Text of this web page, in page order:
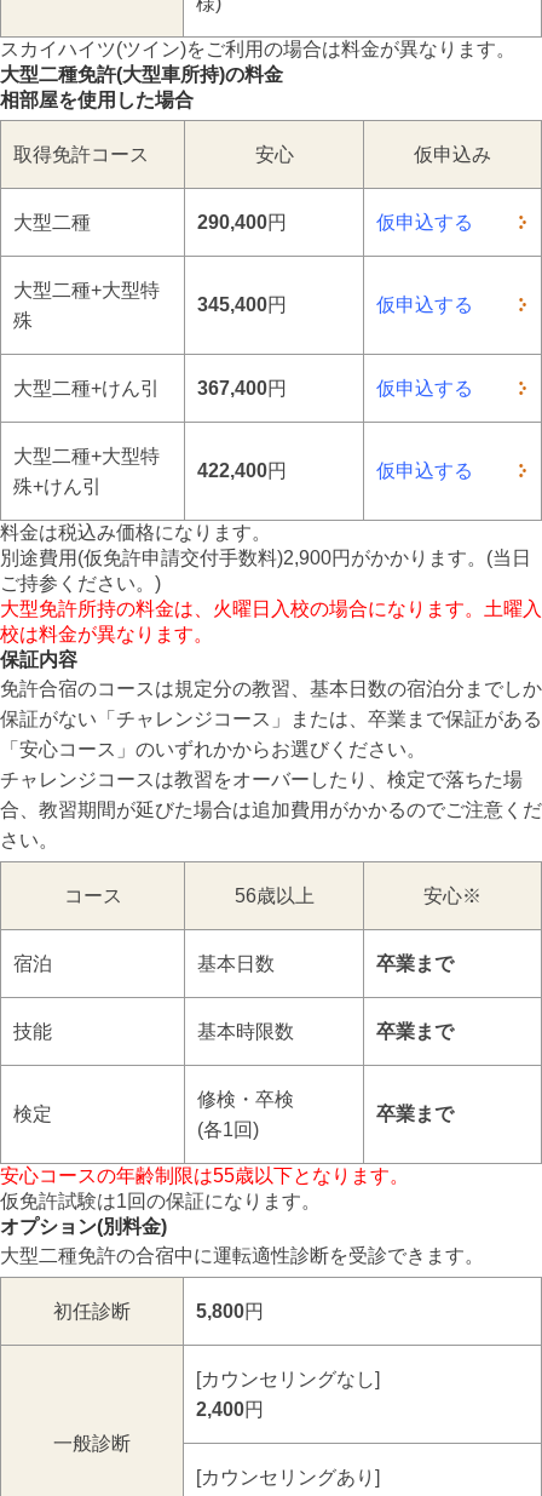
スカイハイツ(ツイン)をご利用の場合は料金が異なります。
大型二種免許(大型車所持)の料金
相部屋を使用した場合
取得免許コース 安心 仮申込み
大型二種 290,400円 仮申込する
大型二種+大型特
殊
345,400円 仮申込する
大型二種+けん引 367,400円 仮申込する
大型二種+大型特
殊+けん引
422,400円 仮申込する
料金は税込み価格になります。
別途費用(仮免許申請交付手数料)2,900円がかかります。(当日
ご持参ください。)
大型免許所持の料金は、火曜日入校の場合になります。土曜入
校は料金が異なります。
保証内容
免許合宿のコースは規定分の教習、基本日数の宿泊分までしか
保証がない「チャレンジコース」または、卒業まで保証がある
「安心コース」のいずれかからお選びください。
チャレンジコースは教習をオーバーしたり、検定で落ちた場
合、教習期間が延びた場合は追加費用がかかるのでご注意くだ
さい。
コース 56歳以上 安心※
宿泊 基本日数 卒業まで
技能 基本時限数 卒業まで
検定
修検・卒検
(各1回)
卒業まで
安心コースの年齢制限は55歳以下となります。
仮免許試験は1回の保証になります。
オプション(別料金)
大型二種免許の合宿中に運転適性診断を受診できます。
初任診断 5,800円
一般診断
[カウンセリングなし]
2,400円
[カウンセリングあり]